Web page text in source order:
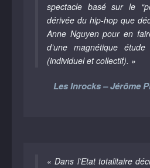
spectacle basé sur le
dérivée du hip-hop que
Anne Nguyen pour en
d’une magnétique
(individuel et collectif). »
Les Inrocks – Jérôme
« Dans l’Etat totalitaire